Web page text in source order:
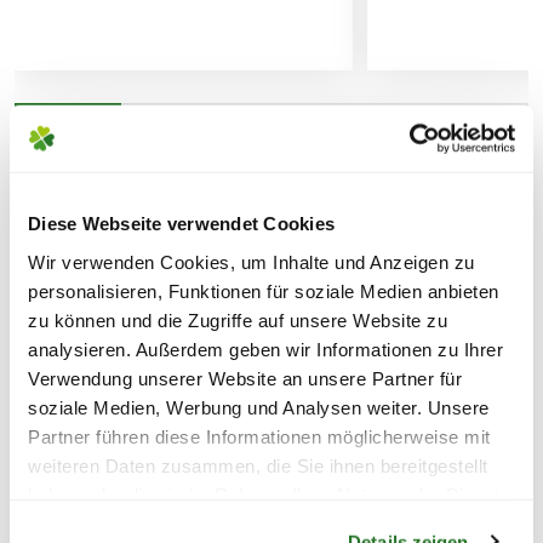
Diese Webseite verwendet Cookies
Wir verwenden Cookies, um Inhalte und Anzeigen zu
personalisieren, Funktionen für soziale Medien anbieten
zu können und die Zugriffe auf unsere Website zu
analysieren. Außerdem geben wir Informationen zu Ihrer
Verwendung unserer Website an unsere Partner für
soziale Medien, Werbung und Analysen weiter. Unsere
Partner führen diese Informationen möglicherweise mit
weiteren Daten zusammen, die Sie ihnen bereitgestellt
KÖNNEN ENTSTEHEN
PAKETVERSAND
6,95€für Standardpakete (z.B.Dünger oder
Zubehör)
7,95€für größere Pakete (z.B. Pflanzen oder
Erde)
SPERRGUTVERSAND